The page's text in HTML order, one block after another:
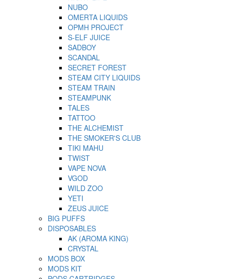
NUBO
OMERTA LIQUIDS
OPMH PROJECT
S-ELF JUICE
SADBOY
SCANDAL
SECRET FOREST
STEAM CITY LIQUIDS
STEAM TRAIN
STEAMPUNK
TALES
TATTOO
THE ALCHEMIST
THE SMOKER'S CLUB
TIKI MAHU
TWIST
VAPE NOVA
VGOD
WILD ZOO
YETI
ZEUS JUICE
BIG PUFFS
DISPOSABLES
AK (AROMA KING)
CRYSTAL
MODS BOX
MODS KIT